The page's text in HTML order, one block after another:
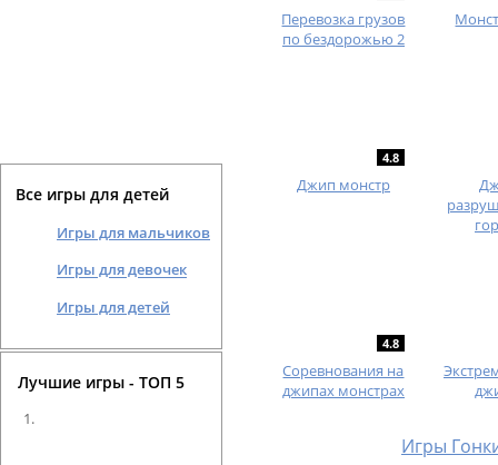
Все игры для детей
Игры для мальчиков
Игры для девочек
Игры для детей
Лучшие игры - ТОП 5
Перевозка грузов
по бездорожью 2
4.8
Джип монстр
4.8
Соревнования на
джипах монстрах
Игры